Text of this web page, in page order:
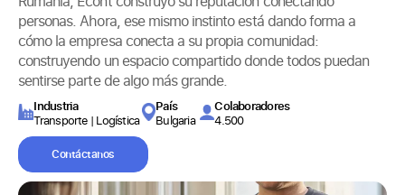
personas. Ahora, ese mismo instinto está dando forma a
cómo la empresa conecta a su propia comunidad:
construyendo un espacio compartido donde todos puedan
sentirse parte de algo más grande.
Industria
Transporte | Logística
País
Bulgaria
Colaboradores
4.500
Contáctanos